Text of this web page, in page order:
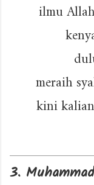
: ilmu
:
meraih
: kini
3.